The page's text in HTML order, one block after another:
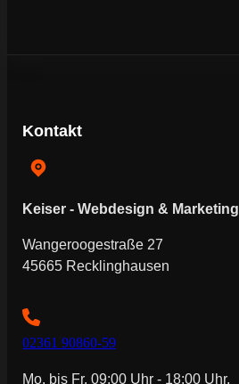
Kontakt
Keiser - Webdesign & Marketing
Wangeroogestraße 27
45665 Recklinghausen
02361 90860-59
Mo. bis Fr. 09:00 Uhr - 18:00 Uhr.